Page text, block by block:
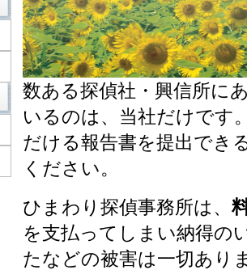
数ある探偵社・興信所に
いるのは、当社だけです
だける報告書を提出でき
ください。
ひまわり探偵事務所は、
を支払ってしまい納得の
たなどの被害は一切あり